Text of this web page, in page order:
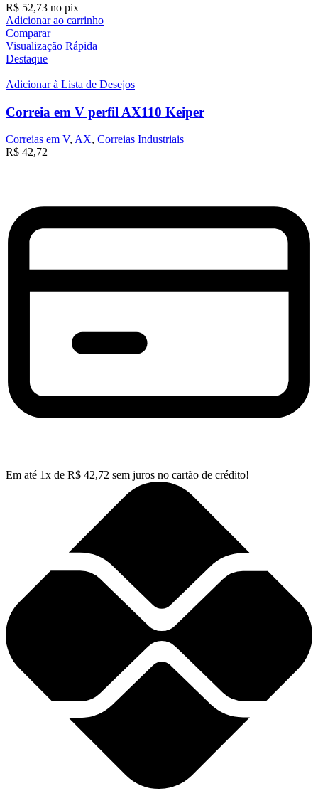
R$ 52,73 no pix
Adicionar ao carrinho
Comparar
Visualização Rápida
Destaque
Adicionar à Lista de Desejos
Correia em V perfil AX110 Keiper
Correias em V, AX, Correias Industriais
R$ 42,72
Em até 1x de R$ 42,72 sem juros no cartão de crédito!